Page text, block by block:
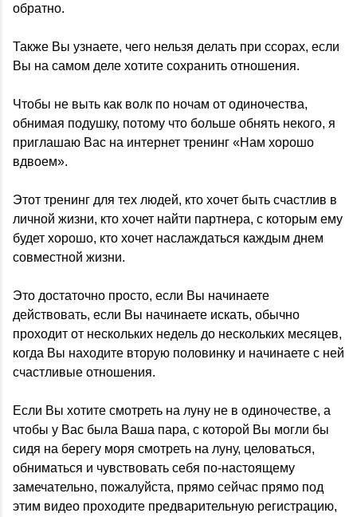
обратно.
Также Вы узнаете, чего нельзя делать при ссорах, если
Вы на самом деле хотите сохранить отношения.
Чтобы не выть как волк по ночам от одиночества,
обнимая подушку, потому что больше обнять некого, я
приглашаю Вас на интернет тренинг «Нам хорошо
вдвоем».
Этот тренинг для тех людей, кто хочет быть счастлив в
личной жизни, кто хочет найти партнера, с которым ему
будет хорошо, кто хочет наслаждаться каждым днем
совместной жизни.
Это достаточно просто, если Вы начинаете
действовать, если Вы начинаете искать, обычно
проходит от нескольких недель до нескольких месяцев,
когда Вы находите вторую половинку и начинаете с ней
счастливые отношения.
Если Вы хотите смотреть на луну не в одиночестве, а
чтобы у Вас была Ваша пара, с которой Вы могли бы
сидя на берегу моря смотреть на луну, целоваться,
обниматься и чувствовать себя по-настоящему
замечательно, пожалуйста, прямо сейчас прямо под
этим видео проходите предварительную регистрацию,